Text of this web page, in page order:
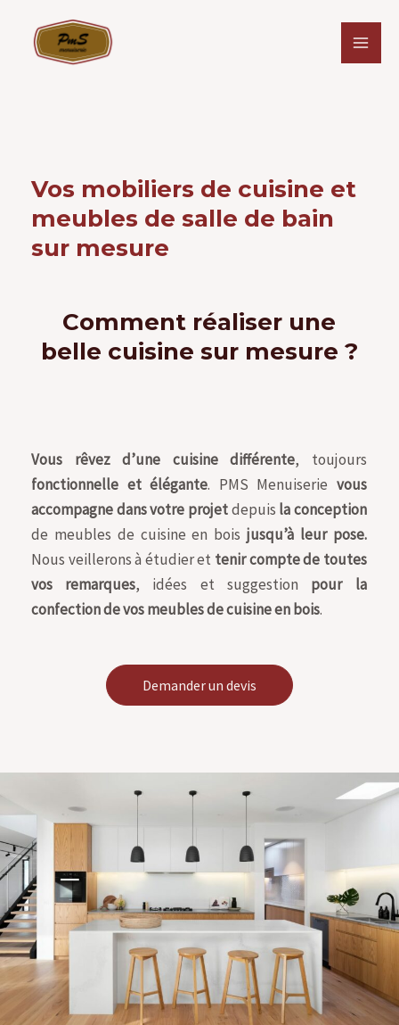
Vos mobiliers de cuisine et
meubles de salle de bain
sur mesure
Comment réaliser une
belle cuisine sur mesure ?
Vous rêvez d’une cuisine différente, toujours
fonctionnelle et élégante. PMS Menuiserie vous
accompagne dans votre projetdepuis la conception
de meubles de cuisine en bois jusqu’à leur pose.
Nous veillerons à étudier et tenir compte de toutes
vos remarques, idées et suggestion pour la
confection de vos meubles de cuisine en bois.
Demander un devis